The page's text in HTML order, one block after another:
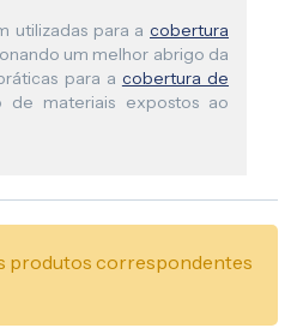
utilizadas para a cobertura
um melhor abrigo da
para a cobertura de
de materiais expostos ao
produtos correspondentes